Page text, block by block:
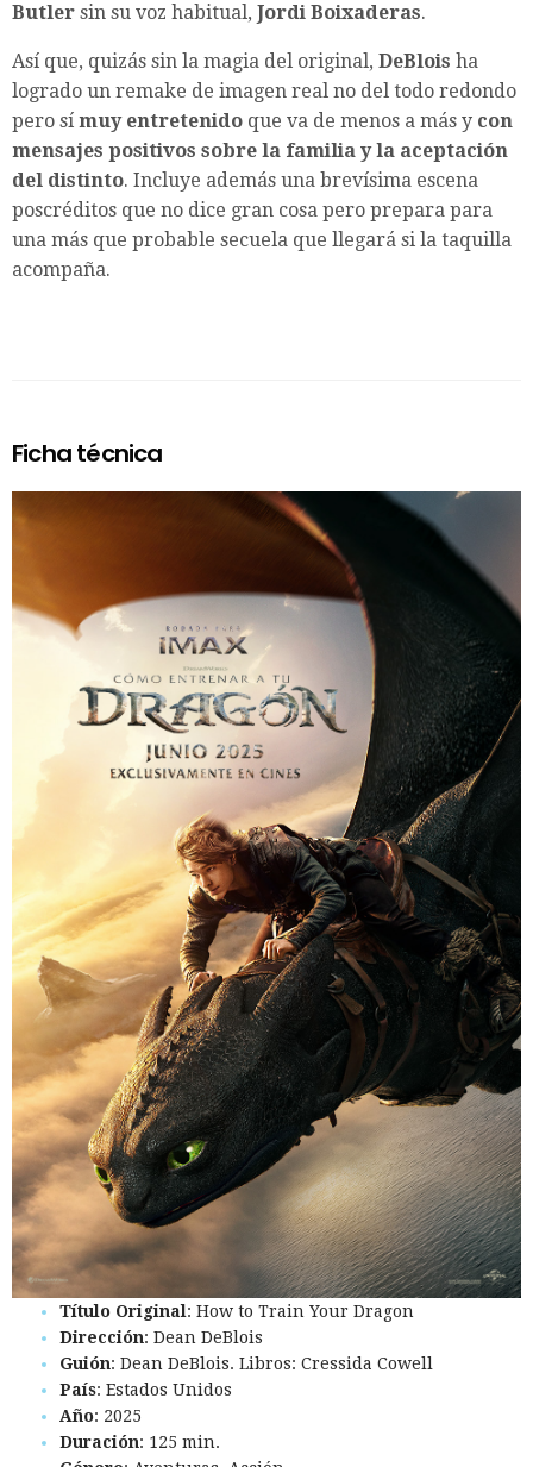
Butler sin su voz habitual, Jordi Boixaderas.
Así que, quizás sin la magia del original, DeBlois ha
logrado un remake de imagen real no del todo redondo
pero sí muy entretenido que va de menos a más y con
mensajes positivos sobre la familia y la aceptación
del distinto. Incluye además una brevísima escena
poscréditos que no dice gran cosa pero prepara para
una más que probable secuela que llegará si la taquilla
acompaña.
Ficha técnica
Título Original: How to Train Your Dragon
Dirección: Dean DeBlois
Guión: Dean DeBlois. Libros: Cressida Cowell
País: Estados Unidos
Año: 2025
Duración: 125 min.